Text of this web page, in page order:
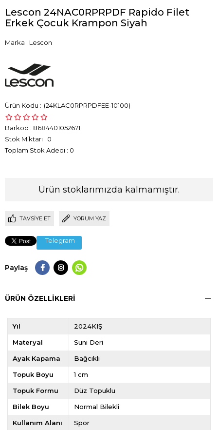
Lescon 24NAC0RPRPDF Rapido Filet
Erkek Çocuk Krampon Siyah
Marka : Lescon
(24KLAC0RPRPDFEE-10100)
Barkod : 8684401052671
Stok Miktarı : 0
Toplam Stok Adedi : 0
Ürün stoklarımızda kalmamıştır.
TAVSIYE ET YORUM YAZ
Telegram
Paylaş
ÜRÜN ÖZELLIKLERI
Yıl 2024KIŞ
Materyal Suni Deri
Ayak Kapama Bağcıklı
Topuk Boyu 1 cm
Topuk Formu Düz Topuklu
Bilek Boyu Normal Bilekli
Kullanım Alanı Spor